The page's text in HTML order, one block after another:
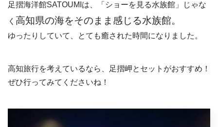
足摺海洋館SATOUMIは、「ショーを見る水族館」じゃな
く 高知県の海をそのまま感じる水族館。
ゆったりしていて、とても癒された時間になりました。
高知旅行を考えているなら、足摺岬とセットがおすすめ！
ぜひ行ってみてくださいね！